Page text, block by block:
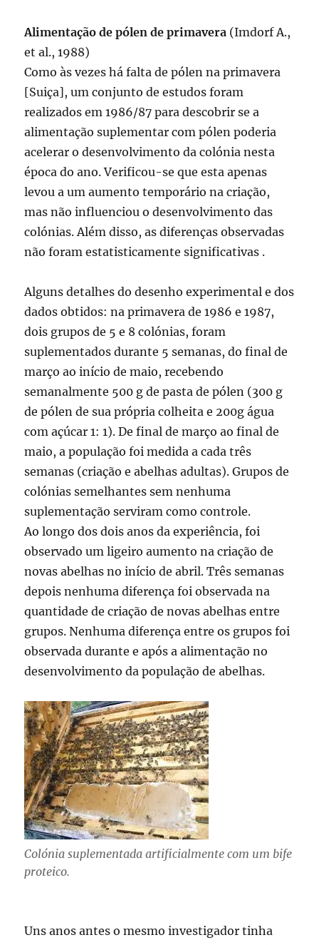
Alimentação de pólen de primavera (Imdorf A.,
et al., 1988)
Como às vezes há falta de pólen na primavera
[Suiça], um conjunto de estudos foram
realizados em 1986/87 para descobrir se a
alimentação suplementar com pólen poderia
acelerar o desenvolvimento da colónia nesta
época do ano. Verificou-se que esta apenas
levou a um aumento temporário na criação,
mas não influenciou o desenvolvimento das
colónias. Além disso, as diferenças observadas
não foram estatisticamente significativas .
Alguns detalhes do desenho experimental e dos
dados obtidos: na primavera de 1986 e 1987,
dois grupos de 5 e 8 colónias, foram
suplementados durante 5 semanas, do final de
março ao início de maio, recebendo
semanalmente 500 g de pasta de pólen (300 g
de pólen de sua própria colheita e 200g água
com açúcar 1: 1). De final de março ao final de
maio, a população foi medida a cada três
semanas (criação e abelhas adultas). Grupos de
colónias semelhantes sem nenhuma
suplementação serviram como controle.
Ao longo dos dois anos da experiência, foi
observado um ligeiro aumento na criação de
novas abelhas no início de abril. Três semanas
depois nenhuma diferença foi observada na
quantidade de criação de novas abelhas entre
grupos. Nenhuma diferença entre os grupos foi
observada durante e após a alimentação no
desenvolvimento da população de abelhas.
Colónia suplementada artificialmente com um bife
proteico.
Uns anos antes o mesmo investigador tinha